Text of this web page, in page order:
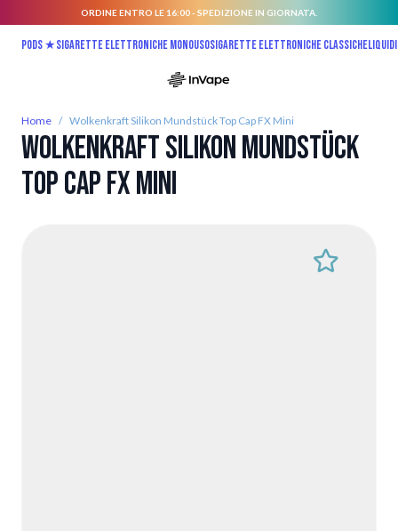
ORDINE ENTRO LE 16:00 - SPEDIZIONE IN GIORNATA.
Pods ★Sigarette elettroniche monousoSigarette elettroniche classiche
Home / Wolkenkraft Silikon Mundstück Top Cap FX Mini
Wolkenkraft Silikon Mundstück
Top Cap FX Mini